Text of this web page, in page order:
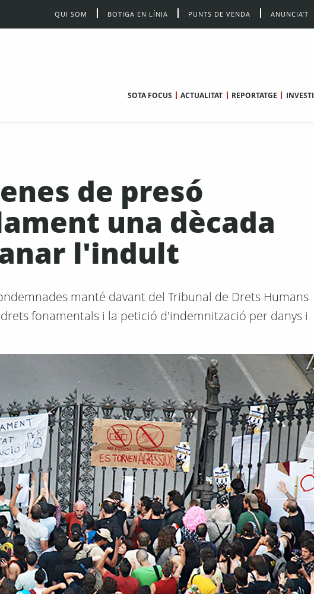
QUI SOM BOTIGA EN LÍNIA PUNTS DE VENDA ANUNCIA’T
SOTA FOCUS ACTUALITAT REPORTATGE
de presó
una dècada
l'indult
manté davant del Tribunal de Drets Humans
fonamentals i la petició d'indemnització per danys i